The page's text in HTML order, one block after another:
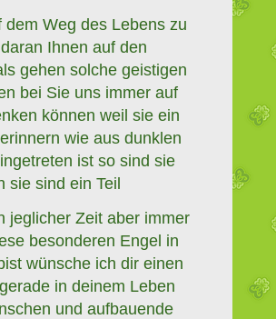
Weg des Lebens zu
Ihnen auf den
gehen solche geistigen
bei Sie uns immer auf
können weil sie ein
wie aus dunklen
ist so sind sie
sie sind ein Teil
jeglicher Zeit aber immer
besonderen Engel in
wünsche ich dir einen
in deinem Leben
und aufbauende